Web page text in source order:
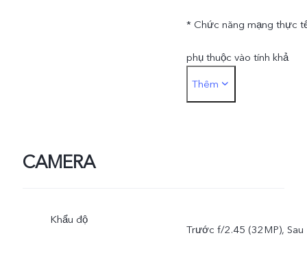
* Chức năng mạng thực
phụ thuộc vào tính khả
dụng của nhà mạng cung
Thêm
CAMERA
Khẩu độ
Trước f/2.45 (32MP), Sau